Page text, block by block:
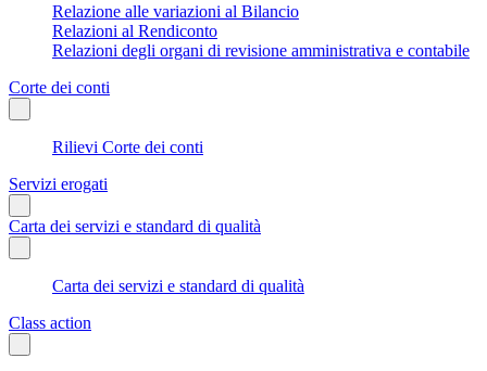
Relazione alle variazioni al Bilancio
Relazioni al Rendiconto
Relazioni degli organi di revisione amministrativa e contabile
Corte dei conti
Rilievi Corte dei conti
Servizi erogati
Carta dei servizi e standard di qualità
Carta dei servizi e standard di qualità
Class action